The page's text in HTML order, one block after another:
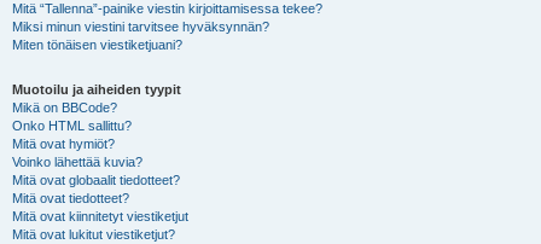
Mitä “Tallenna”-painike viestin kirjoittamisessa tekee?
Miksi minun viestini tarvitsee hyväksynnän?
Miten tönäisen viestiketjuani?
Muotoilu ja aiheiden tyypit
Mikä on BBCode?
Onko HTML sallittu?
Mitä ovat hymiöt?
Voinko lähettää kuvia?
Mitä ovat globaalit tiedotteet?
Mitä ovat tiedotteet?
Mitä ovat kiinnitetyt viestiketjut
Mitä ovat lukitut viestiketjut?